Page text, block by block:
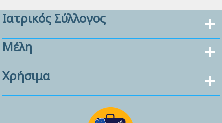
Ιατρικός Σύλλογος
Μέλη
Χρήσιμα